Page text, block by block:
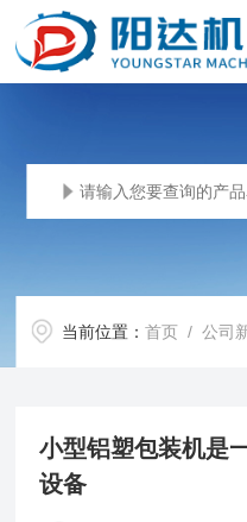
当前位置：首页 /公司
小型铝塑包装机是
设备